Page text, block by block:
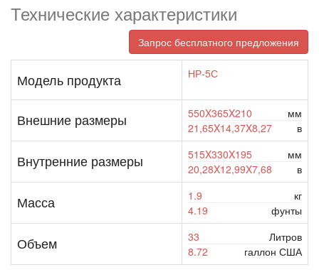
Технические характеристики
Запрос бесплатного предложения
Модель продукта НР-5С
Внешние размеры 550X365X210
мм
21,65X14,37X8,27
в
Внутренние размеры 515X330X195
мм
20,28X12,99X7,68
в
Масса 1.9
кг
4.19
фунты
Объем 33
Литров
8.72
галлон США